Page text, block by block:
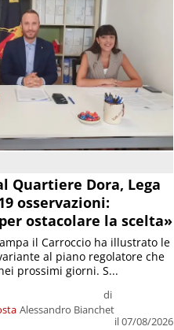
Quartiere Dora, Lega
osservazioni:
ostacolare la scelta»
di
Alessandro Bianchet
il 07/08/2026
il Carroccio ha illustrato le
al piano regolatore che
prossimi giorni. S...